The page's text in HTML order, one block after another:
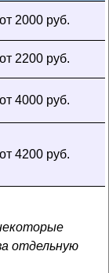
от 2000 руб.
от 2200 руб.
от 4000 руб.
от 4200 руб.
отдельную